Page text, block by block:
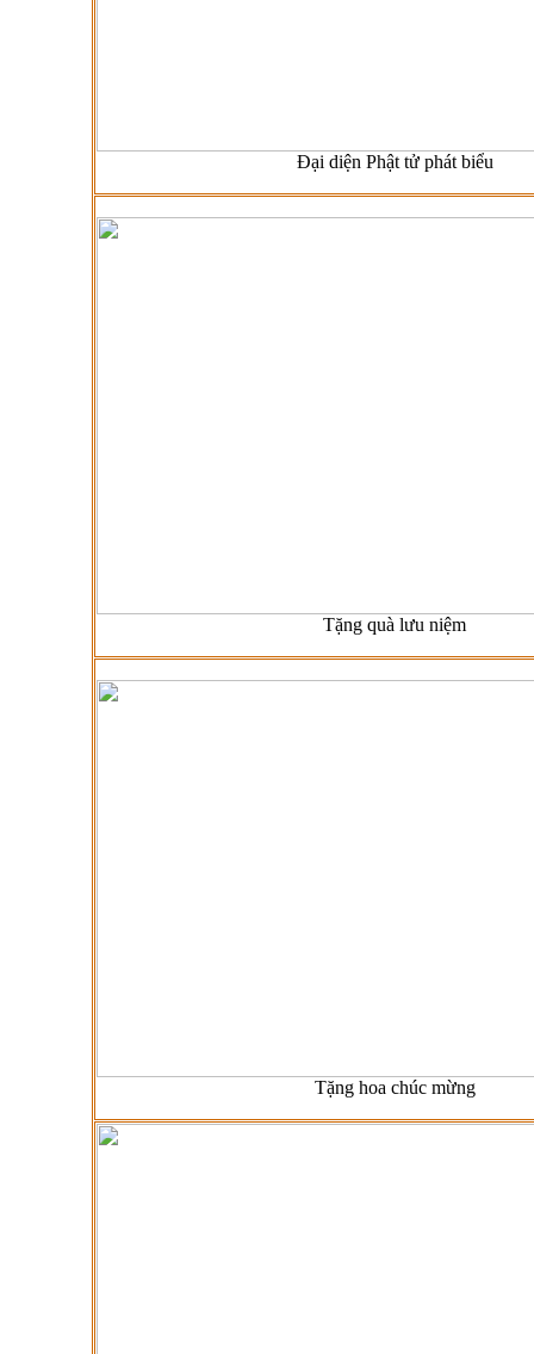
Đại diện Phật tử phát biểu
Tặng quà lưu niệm
Tặng hoa chúc mừng